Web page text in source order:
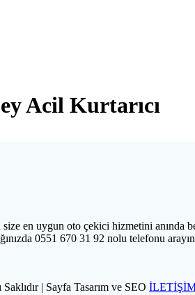
Acil Kurtarıcı
en uygun oto çekici hizmetini anında
0551 670 31 92 nolu telefonu
| Sayfa Tasarım ve SEO